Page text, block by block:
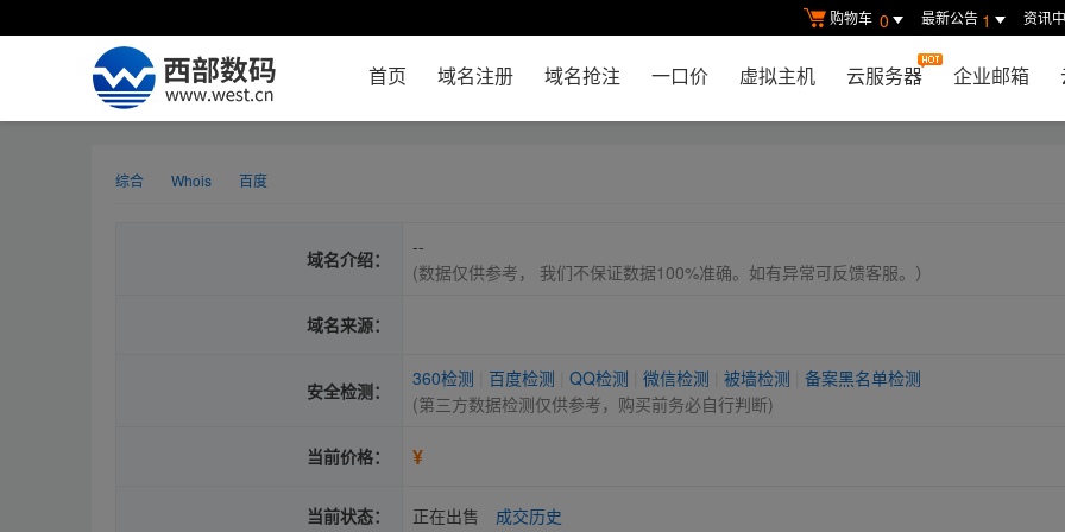
购物车 0 最新公告 1 资讯
首页 域名注册 域名抢注 一口价 虚拟主机 云服务器 企业邮箱
综合 Whois 百度
域名介绍：
--
(数据仅供参考， 我们不保证数据100%准确。如有异常可反馈客服。）
域名来源：
安全检测：
360检测 百度检测 QQ检测 微信检测 被墙检测
备案黑名单检测
(第三方数据检测仅供参考，购买前务必自行判断)
当前价格： ¥
当前状态： 正在出售 成交历史